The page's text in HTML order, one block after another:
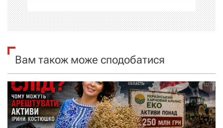
ц
і
я
з
а
п
Вам також може сподобатися